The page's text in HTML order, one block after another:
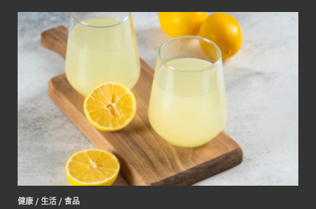
健康 / 生活 / 食品